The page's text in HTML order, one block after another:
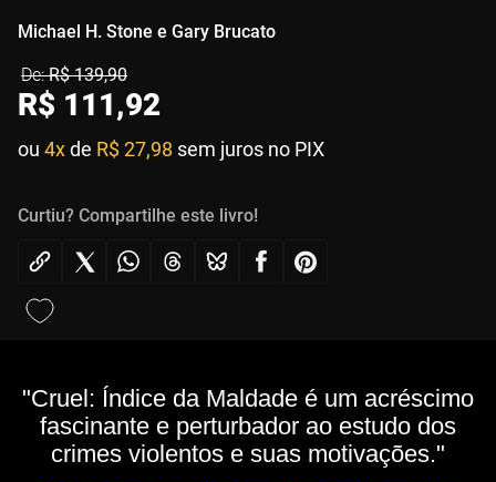
Michael H. Stone e Gary Brucato
R$ 139,90
R$ 111,92
ou 4xde R$ 27,98 sem juros no PIX
Curtiu? Compartilhe este livro!
"Cruel: Índice da Maldade é um acréscimo
fascinante e perturbador ao estudo dos
crimes violentos e suas motivações."